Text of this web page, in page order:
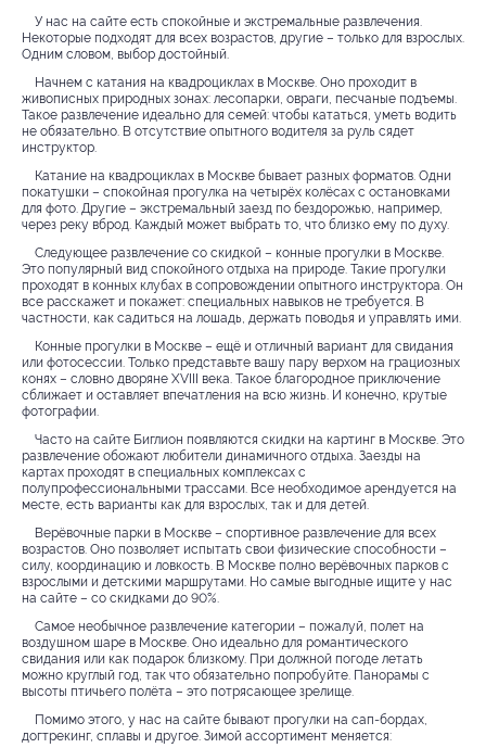
У нас на сайте есть спокойные и экстремальные развлечения.
Некоторые подходят для всех возрастов, другие – только для взрослых.
Одним словом, выбор достойный.
Начнем с катания на квадроциклах в Москве. Оно проходит в
живописных природных зонах: лесопарки, овраги, песчаные подъемы.
Такое развлечение идеально для семей: чтобы кататься, уметь водить
не обязательно. В отсутствие опытного водителя за руль сядет
инструктор.
Катание на квадроциклах в Москве бывает разных форматов. Одни
покатушки – спокойная прогулка на четырёх колёсах с остановками
для фото. Другие – экстремальный заезд по бездорожью, например,
через реку вброд. Каждый может выбрать то, что близко ему по духу.
Следующее развлечение со скидкой – конные прогулки в Москве.
Это популярный вид спокойного отдыха на природе. Такие прогулки
проходят в конных клубах в сопровождении опытного инструктора. Он
все расскажет и покажет: специальных навыков не требуется. В
частности, как садиться на лошадь, держать поводья и управлять ими.
Конные прогулки в Москве – ещё и отличный вариант для свидания
или фотосессии. Только представьте вашу пару верхом на грациозных
конях – словно дворяне XVIII века. Такое благородное приключение
сближает и оставляет впечатления на всю жизнь. И конечно, крутые
фотографии.
Часто на сайте Биглион появляются скидки на картинг в Москве. Это
развлечение обожают любители динамичного отдыха. Заезды на
картах проходят в специальных комплексах с
полупрофессиональными трассами. Все необходимое арендуется на
месте, есть варианты как для взрослых, так и для детей.
Верёвочные парки в Москве – спортивное развлечение для всех
возрастов. Оно позволяет испытать свои физические способности –
силу, координацию и ловкость. В Москве полно верёвочных парков с
взрослыми и детскими маршрутами. Но самые выгодные ищите у нас
на сайте – со скидками до 90%.
Самое необычное развлечение категории – пожалуй, полет на
воздушном шаре в Москве. Оно идеально для романтического
свидания или как подарок близкому. При должной погоде летать
можно круглый год, так что обязательно попробуйте. Панорамы с
высоты птичьего полёта – это потрясающее зрелище.
Помимо этого, у нас на сайте бывают прогулки на сап-бордах,
догтрекинг, сплавы и другое. Зимой ассортимент меняется: